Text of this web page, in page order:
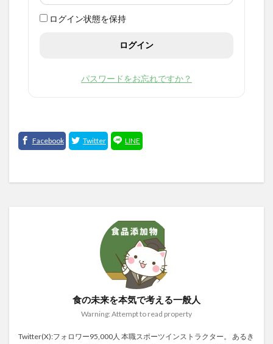
ログイン状態を保持
パスワードをお忘れですか？
食の未来を本気で考える一般人
Warning: Attempt to read property
Twitter(X):フォロワー95,000人 本職スポーツインストラクター。 あるき